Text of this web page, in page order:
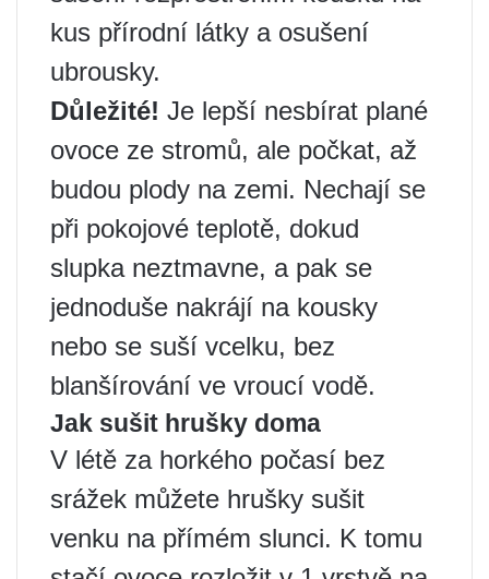
kus přírodní látky a osušení
ubrousky.
Důležité! Je lepší nesbírat plané
ovoce ze stromů, ale počkat, až
budou plody na zemi. Nechají se
při pokojové teplotě, dokud
slupka neztmavne, a pak se
jednoduše nakrájí na kousky
nebo se suší vcelku, bez
blanšírování ve vroucí vodě.
Jak sušit hrušky doma
V létě za horkého počasí bez
srážek můžete hrušky sušit
venku na přímém slunci. K tomu